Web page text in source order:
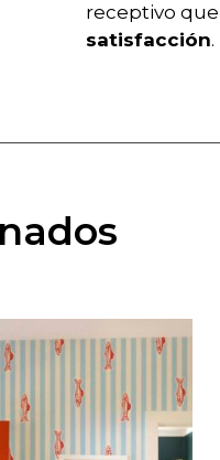
receptivo
satisfacción.